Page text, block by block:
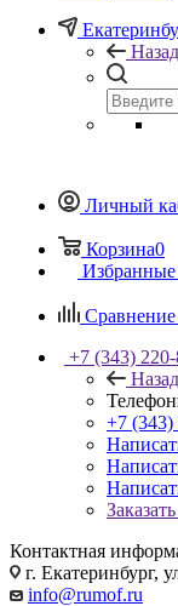
Назад
Личный
Корзина0
Сравнение
+7 (343)
Назад
+7 (343)
Контактная
г. Екатеринбург,
info@rumof.ru